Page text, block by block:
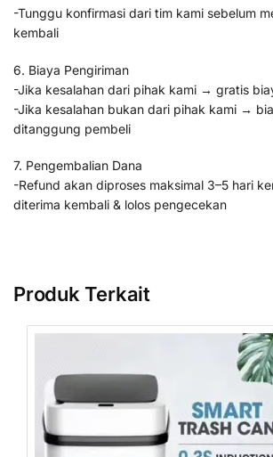
-Tunggu konfirmasi dari tim kami sebelum
kembali
6. Biaya Pengiriman
-Jika kesalahan dari pihak kami → gratis
-Jika kesalahan bukan dari pihak kami →
ditanggung pembeli
7. Pengembalian Dana
-Refund akan diproses maksimal 3–5 hari
diterima kembali & lolos pengecekan
Produk Terkait